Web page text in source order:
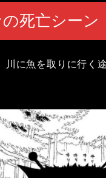
死亡シーン
川に魚を取りに行く